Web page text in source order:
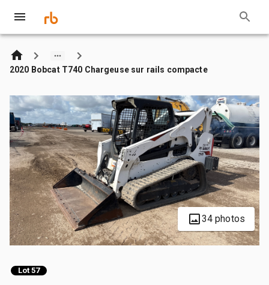
2020 Bobcat T740 Chargeuse sur rails compacte
34 photos
Lot 57